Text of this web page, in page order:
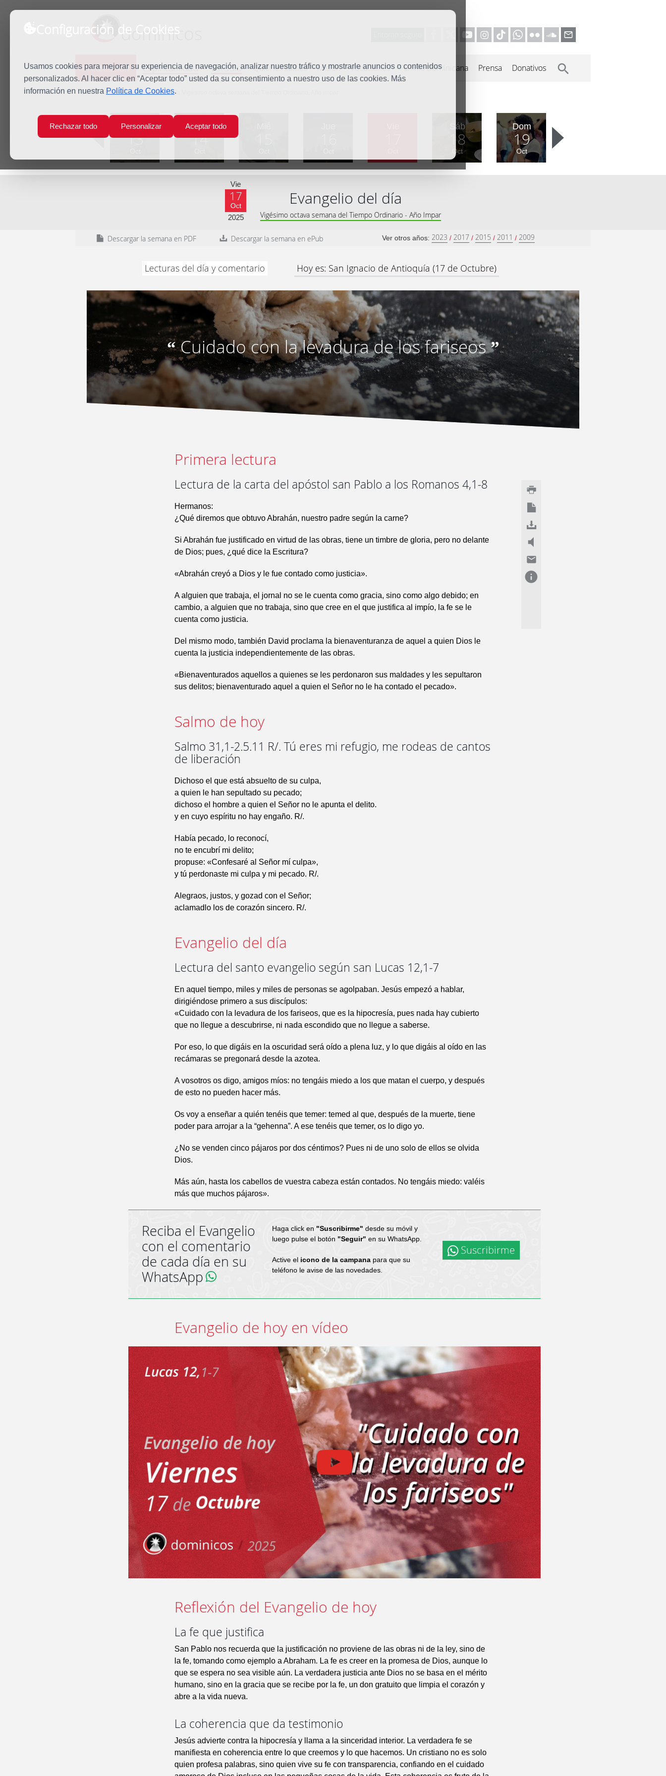
Configuración de Cookies
Usamos cookies para mejorar su experiencia de navegación, analizar nuestro tráfico y mostrarle anuncios o contenidos
personalizados. Al hacer clic en “Aceptar todo” usted da su consentimiento a nuestro uso de las cookies. Más
información en nuestra Política de Cookies.
Rechazar todo Personalizar Aceptar todo
dominicos
Predicación Espiritualidad Estudio Quiénes somos Misión Vocaciones Familia Dominicana Prensa Donativos
Inicio Predicación Viernes de la Vigésimo octava semana del Tiempo Ordinario, Año impar
Lun
13
Mar
14
Sáb
18
Oct
Dom
19
Oct
Vie
17
Oct
2025
Evangelio del día
Vigésimo octava semana del Tiempo Ordinario - Año Impar
Descargar la semana en PDF Descargar la semana en ePub Ver otros años: 2023 / 2017 / 2015 / 2011 / 2009
Lecturas del día y comentario Hoy es: San Ignacio de Antioquía (17 de Octubre)
“Cuidado con la levadura de los fariseos”
Primera lectura
Lectura de la carta del apóstol san Pablo a los Romanos 4,1-8
Hermanos:
¿Qué diremos que obtuvo Abrahán, nuestro padre según la carne?
Si Abrahán fue justificado en virtud de las obras, tiene un timbre de gloria, pero no delante
de Dios; pues, ¿qué dice la Escritura?
«Abrahán creyó a Dios y le fue contado como justicia».
A alguien que trabaja, el jornal no se le cuenta como gracia, sino como algo debido; en
cambio, a alguien que no trabaja, sino que cree en el que justifica al impío, la fe se le
cuenta como justicia.
Del mismo modo, también David proclama la bienaventuranza de aquel a quien Dios le
cuenta la justicia independientemente de las obras.
«Bienaventurados aquellos a quienes se les perdonaron sus maldades y les sepultaron
sus delitos; bienaventurado aquel a quien el Señor no le ha contado el pecado».
Salmo de hoy
Salmo 31,1-2.5.11 R/. Tú eres mi refugio, me rodeas de cantos
de liberación
Dichoso el que está absuelto de su culpa,
a quien le han sepultado su pecado;
dichoso el hombre a quien el Señor no le apunta el delito.
y en cuyo espíritu no hay engaño. R/.
Había pecado, lo reconocí,
no te encubrí mi delito;
propuse: «Confesaré al Señor mí culpa»,
y tú perdonaste mi culpa y mi pecado. R/.
Alegraos, justos, y gozad con el Señor;
aclamadlo los de corazón sincero. R/.
Evangelio del día
Lectura del santo evangelio según san Lucas 12,1-7
En aquel tiempo, miles y miles de personas se agolpaban. Jesús empezó a hablar,
dirigiéndose primero a sus discípulos:
«Cuidado con la levadura de los fariseos, que es la hipocresía, pues nada hay cubierto
que no llegue a descubrirse, ni nada escondido que no llegue a saberse.
Por eso, lo que digáis en la oscuridad será oído a plena luz, y lo que digáis al oído en las
recámaras se pregonará desde la azotea.
A vosotros os digo, amigos míos: no tengáis miedo a los que matan el cuerpo, y después
de esto no pueden hacer más.
Os voy a enseñar a quién tenéis que temer: temed al que, después de la muerte, tiene
poder para arrojar a la “gehenna”. A ese tenéis que temer, os lo digo yo.
¿No se venden cinco pájaros por dos céntimos? Pues ni de uno solo de ellos se olvida
Dios.
Más aún, hasta los cabellos de vuestra cabeza están contados. No tengáis miedo: valéis
más que muchos pájaros».
Reciba el Evangelio
con el comentario
de cada día en su
WhatsApp
Haga click en "Suscribirme" desde su móvil y
luego pulse el botón "Seguir" en su WhatsApp.
Active el icono de la campanapara que su
teléfono le avise de las novedades.
Suscribirme
Evangelio de hoy en vídeo
Reflexión del Evangelio de hoy
La fe que justifica
San Pablo nos recuerda que la justificación no proviene de las obras ni de la ley, sino de
la fe, tomando como ejemplo a Abraham. La fe es creer en la promesa de Dios, aunque lo
que se espera no sea visible aún. La verdadera justicia ante Dios no se basa en el mérito
humano, sino en la gracia que se recibe por la fe, un don gratuito que limpia el corazón y
abre a la vida nueva.
La coherencia que da testimonio
Jesús advierte contra la hipocresía y llama a la sinceridad interior. La verdadera fe se
manifiesta en coherencia entre lo que creemos y lo que hacemos. Un cristiano no es solo
quien profesa palabras, sino quien vive su fe con transparencia, confiando en el cuidado